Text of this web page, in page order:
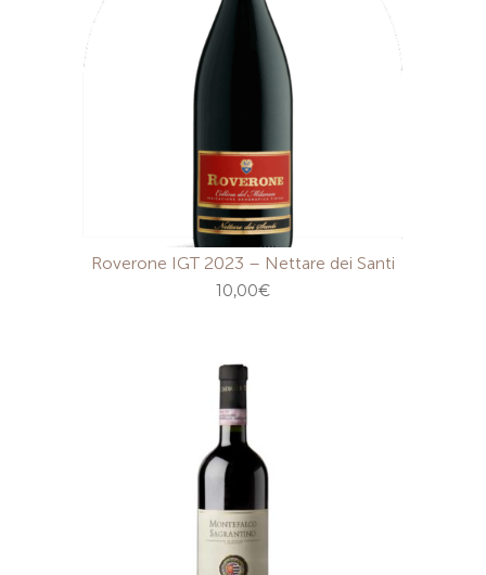
Roverone IGT 2023 – Nettare dei Santi
10,00€